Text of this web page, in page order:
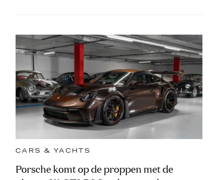
CARS & YACHTS
Porsche komt op de proppen met de